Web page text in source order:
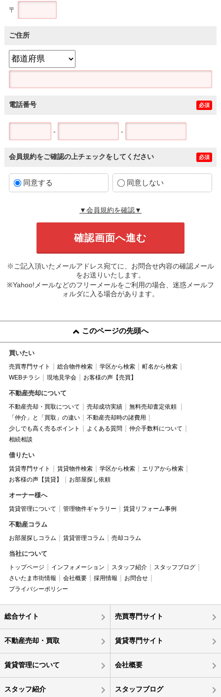
〒
ご住所
電話番号 必須
- -
会員規約をご確認の上チェックをしてください 必須
同意する 同意しない
▼会員規約を確認▼
※ご記入頂いたメールアドレス宛てに、お問合せ内容の確認メール
をお送りいたします。
※Yahoo!メールなどのフリーメールをご利用の場合、迷惑メールフ
ォルダに入る場合があります。
このページの先頭へ
買いたい
売買専門サイト 総合物件検索 学区から検索
町名から検索
WEBチラシ
現地見学会 お客様の声【売買】
不動産売却について
不動産売却・買取について 売却成功実績
無料売却査定依頼
「仲介」と「買取」の違い
不動産売却時の諸費用
少しでも高く売るポイント
よくある質問
仲介手数料について
相続相談
借りたい
賃貸専門サイト 賃貸物件検索 学区から検索
エリアから検索
お客様の声【賃貸】
お部屋探し依頼
オーナー様へ
賃貸管理について 管理物件ギャラリー 賃貸リフォーム事例
不動産コラム
お部屋探しコラム 賃貸管理コラム 売却コラム
当社について
トップページ インフォメーション スタッフ紹介
スタッフブログ
さいたま市街情報
会社概要 採用情報
お問合せ
プライバシーポリシー
総合サイト 売買専門サイト
不動産売却・買取 賃貸専門サイト
賃貸管理について 会社概要
スタッフ紹介 スタッフブログ